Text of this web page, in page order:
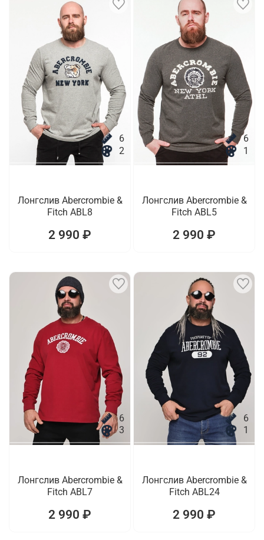
6
2
Лонгслив Abercrombie &
Fitch ABL8
2 990 ₽
6
1
Лонгслив Abercrombie &
Fitch ABL5
2 990 ₽
6
3
Лонгслив Abercrombie &
Fitch ABL7
2 990 ₽
6
1
Лонгслив Abercrombie &
Fitch ABL24
2 990 ₽